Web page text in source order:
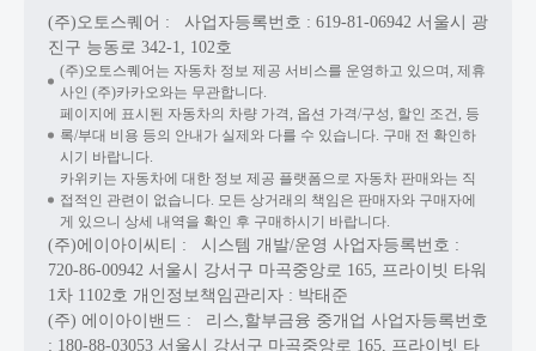
(주)오토스퀘어 : 사업자등록번호 : 619-81-06942 서울시 광
진구 능동로 342-1, 102호
(주)오토스퀘어는 자동차 정보 제공 서비스를 운영하고 있으며, 제휴
사인 (주)카카오와는 무관합니다.
페이지에 표시된 자동차의 차량 가격, 옵션 가격/구성, 할인 조건, 등
록/부대 비용 등의 안내가 실제와 다를 수 있습니다. 구매 전 확인하
시기 바랍니다.
카위키는 자동차에 대한 정보 제공 플랫폼으로 자동차 판매와는 직
접적인 관련이 없습니다. 모든 상거래의 책임은 판매자와 구매자에
게 있으니 상세 내역을 확인 후 구매하시기 바랍니다.
(주)에이아이씨티 : 시스템 개발/운영 사업자등록번호 :
720-86-00942 서울시 강서구 마곡중앙로 165, 프라이빗 타워
1차 1102호 개인정보책임관리자 : 박태준
(주) 에이아이밴드 : 리스,할부금융 중개업 사업자등록번호
: 180-88-03053 서울시 강서구 마곡중앙로 165, 프라이빗 타